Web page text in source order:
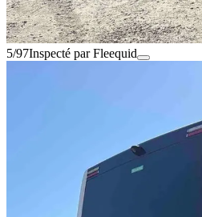
5/97Inspecté par Fleequid